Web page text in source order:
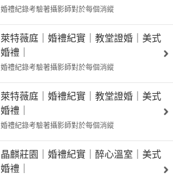
婚禮紀錄考驗著攝影師對於每個消縱
萊特薇庭｜婚禮紀實｜教堂證婚｜美式
婚禮｜
婚禮紀錄考驗著攝影師對於每個消縱
萊特薇庭｜婚禮紀實｜教堂證婚｜美式
婚禮｜
婚禮紀錄考驗著攝影師對於每個消縱
晶麒莊園｜婚禮紀實｜醉心溫室｜美式
婚禮｜